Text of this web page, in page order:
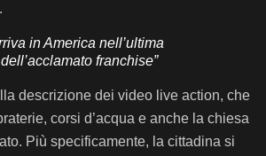
in America nell’ultima
franchise”
descrizione dei video live action, che
corsi d’acqua e anche la chiesa
Più specificamente, la cittadina si